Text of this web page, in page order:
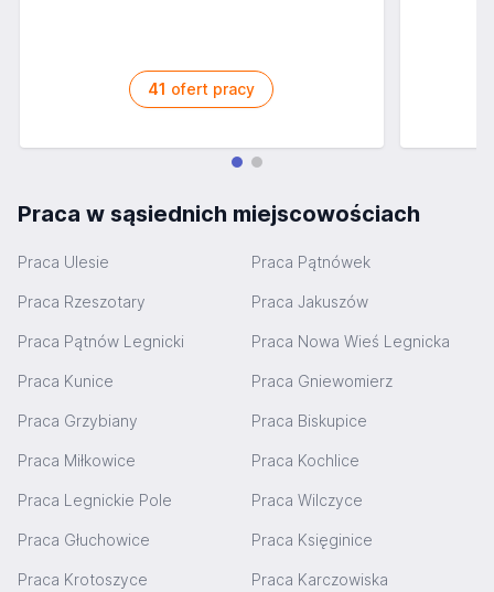
41 ofert pracy
Praca w sąsiednich miejscowościach
Praca Ulesie Praca Pątnówek
Praca Rzeszotary Praca Jakuszów
Praca Pątnów Legnicki Praca Nowa Wieś Legnicka
Praca Kunice Praca Gniewomierz
Praca Grzybiany Praca Biskupice
Praca Miłkowice Praca Kochlice
Praca Legnickie Pole Praca Wilczyce
Praca Głuchowice Praca Księginice
Praca Krotoszyce Praca Karczowiska